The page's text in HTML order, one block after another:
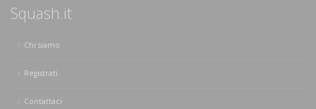
Squash.it
Chi siamo
Registrati
Contattaci